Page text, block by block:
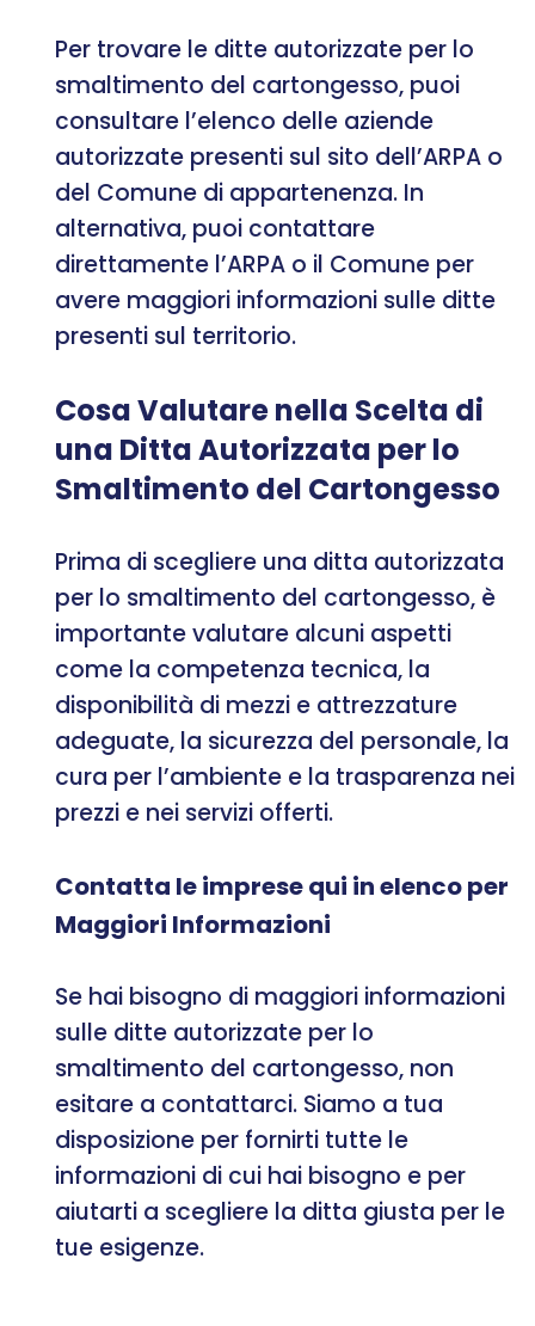
Per trovare le ditte autorizzate per lo
smaltimento del cartongesso, puoi
consultare l’elenco delle aziende
autorizzate presenti sul sito dell’ARPA o
del Comune di appartenenza. In
alternativa, puoi contattare
direttamente l’ARPA o il Comune per
avere maggiori informazioni sulle ditte
presenti sul territorio.
Cosa Valutare nella Scelta di
una Ditta Autorizzata per lo
Smaltimento del Cartongesso
Prima di scegliere una ditta autorizzata
per lo smaltimento del cartongesso, è
importante valutare alcuni aspetti
come la competenza tecnica, la
disponibilità di mezzi e attrezzature
adeguate, la sicurezza del personale, la
cura per l’ambiente e la trasparenza nei
prezzi e nei servizi offerti.
Contatta le imprese qui in elenco per
Maggiori Informazioni
Se hai bisogno di maggiori informazioni
sulle ditte autorizzate per lo
smaltimento del cartongesso, non
esitare a contattarci. Siamo a tua
disposizione per fornirti tutte le
informazioni di cui hai bisogno e per
aiutarti a scegliere la ditta giusta per le
tue esigenze.